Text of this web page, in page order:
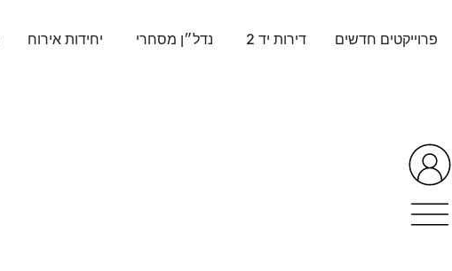
פרוייקטים חדשים
דירות יד 2 נדל״ן מסחרי יחידות אירוח